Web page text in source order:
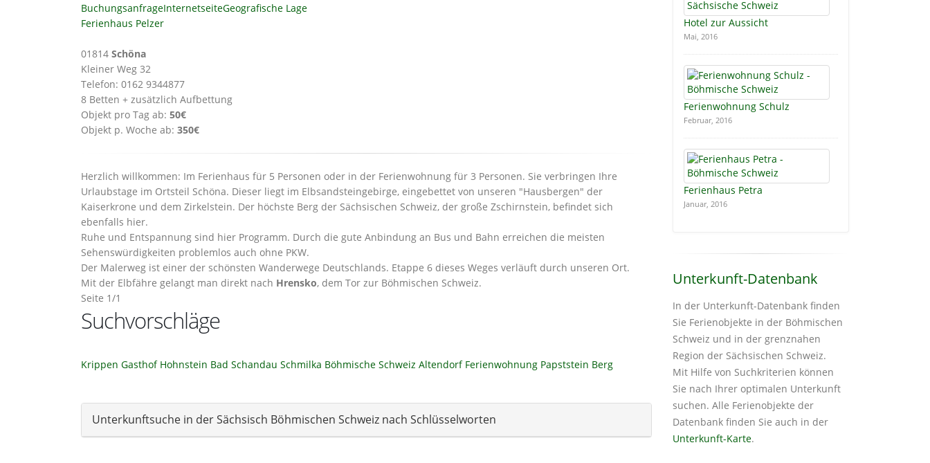
BuchungsanfrageInternetseiteGeografische Lage
Ferienhaus Pelzer
01814 Schöna
Kleiner Weg 32
Telefon: 0162 9344877
8 Betten + zusätzlich Aufbettung
Objekt pro Tag ab: 50€
Objekt p. Woche ab: 350€
Herzlich willkommen: Im Ferienhaus für 5 Personen oder in der Ferienwohnung für 3 Personen. Sie verbringen Ihre
Urlaubstage im Ortsteil Schöna. Dieser liegt im Elbsandsteingebirge, eingebettet von unseren "Hausbergen" der
Kaiserkrone und dem Zirkelstein. Der höchste Berg der Sächsischen Schweiz, der große Zschirnstein, befindet sich
ebenfalls hier.
Ruhe und Entspannung sind hier Programm. Durch die gute Anbindung an Bus und Bahn erreichen die meisten
Sehenswürdigkeiten problemlos auch ohne PKW.
Der Malerweg ist einer der schönsten Wanderwege Deutschlands. Etappe 6 dieses Weges verläuft durch unseren Ort.
Mit der Elbfähre gelangt man direkt nach Hrensko, dem Tor zur Böhmischen Schweiz.
Seite 1/1
Suchvorschläge
Krippen Gasthof Hohnstein Bad Schandau Schmilka Böhmische Schweiz Altendorf Ferienwohnung Papststein Berg
Unterkunftsuche in der Sächsisch Böhmischen Schweiz nach Schlüsselworten
Hotel zur Aussicht
Mai, 2016
Ferienwohnung Schulz
Februar, 2016
Ferienhaus Petra
Januar, 2016
Unterkunft-Datenbank
In der Unterkunft-Datenbank finden
Sie Ferienobjekte in der Böhmischen
Schweiz und in der grenznahen
Region der Sächsischen Schweiz.
Mit Hilfe von Suchkriterien können
Sie nach Ihrer optimalen Unterkunft
suchen. Alle Ferienobjekte der
Datenbank finden Sie auch in der
Unterkunft-Karte.